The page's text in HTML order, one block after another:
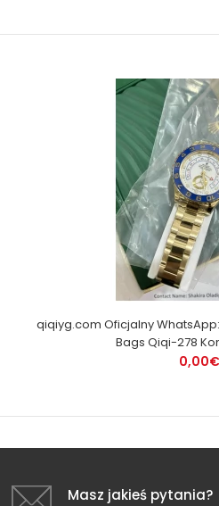
qiqiyg.com Oficjalny WhatsApp:
Bags Qiqi-278
0,00€
Masz jakieś pytania?